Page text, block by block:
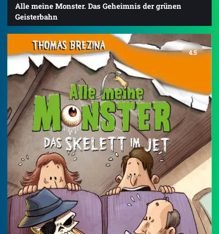
Alle meine Monster. Das Geheimnis der grünen
Geisterbahn
4.5